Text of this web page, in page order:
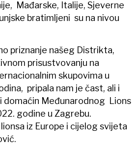
Mađarske, Italije, Sjeverne
bratimljeni su na nivou
priznanje našeg Distrikta,
prisustvovanju na
skupovima u
pripala nam je čast, ali i
domaćin Međunarodnog Lions
godine u Zagrebu.
iz Europe i cijelog svijeta